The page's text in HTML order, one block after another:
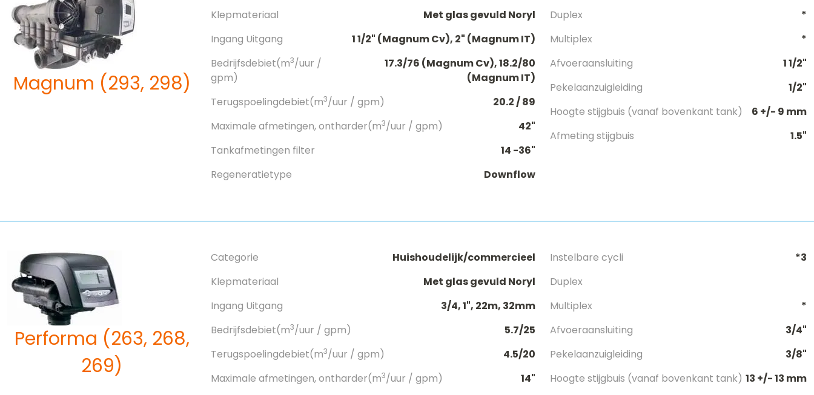
Magnum (293, 298)
Klepmateriaal
Met glas gevuld Noryl
Ingang Uitgang
1 1/2" (Magnum Cv), 2" (Magnum IT)
Bedrijfsdebiet(m3/uur /
gpm)
17.3/76 (Magnum Cv), 18.2/80
(Magnum IT)
Terugspoelingdebiet(m3/uur / gpm)
20.2 / 89
Maximale afmetingen, ontharder(m3/uur / gpm)
42"
Tankafmetingen filter
14 -36"
Regeneratietype
Downflow
Duplex
*
Multiplex
*
Afvoeraansluiting
1 1/2"
Pekelaanzuigleiding
1/2"
Hoogte stijgbuis (vanaf bovenkant tank)
6 +/- 9 mm
Afmeting stijgbuis
1.5"
Performa (263, 268,
269)
Categorie
Huishoudelijk/commercieel
Klepmateriaal
Met glas gevuld Noryl
Ingang Uitgang
3/4, 1", 22m, 32mm
Bedrijfsdebiet(m3/uur / gpm)
5.7/25
Terugspoelingdebiet(m3/uur / gpm)
4.5/20
Maximale afmetingen, ontharder(m3/uur / gpm)
14"
Instelbare cycli
*3
Duplex
Multiplex
*
Afvoeraansluiting
3/4"
Pekelaanzuigleiding
3/8"
Hoogte stijgbuis (vanaf bovenkant tank) 13 +/- 13 mm